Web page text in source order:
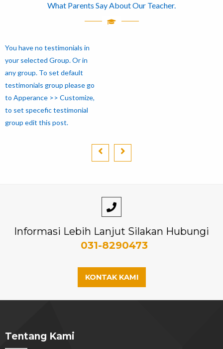
What Parents Say About Our Teacher.
You have no testimonials in
your selected Group. Or in
any group. To set default
testimonials group please go
to Apperance >> Customize,
to set specefic testimonial
group edit this post.
Informasi Lebih Lanjut Silakan Hubungi
031-8290473
KONTAK KAMI
Tentang Kami